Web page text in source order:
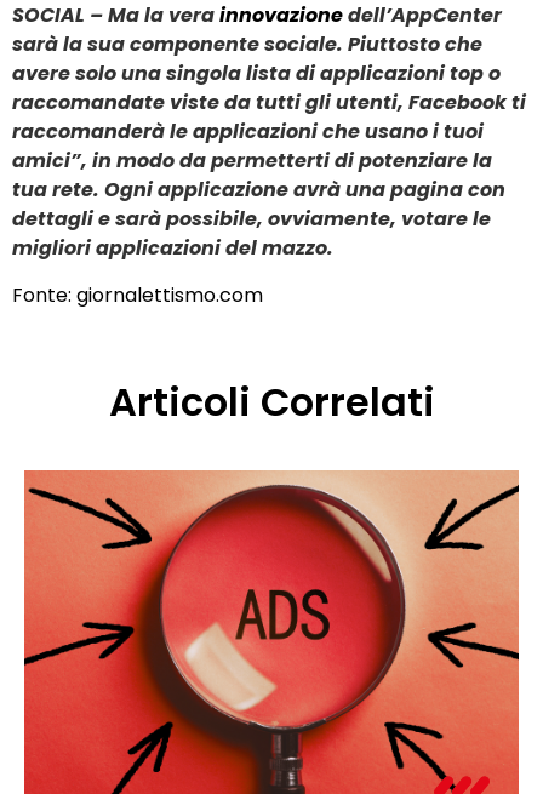
SOCIAL – Ma la verainnovazionedell’AppCenter
sarà la sua componente sociale. Piuttosto che
avere solo una singola lista di applicazioni top o
raccomandate viste da tutti gli utenti, Facebook ti
raccomanderà le applicazioni che usano i tuoi
amici”, in modo da permetterti di potenziare la
tua rete. Ogni applicazione avrà una pagina con
dettagli e sarà possibile, ovviamente, votare le
migliori applicazioni del mazzo.
Fonte: giornalettismo.com
Articoli Correlati